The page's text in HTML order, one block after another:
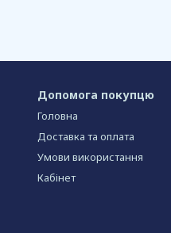
Допомога покупцю
Головна
Доставка та оплата
Умови використання
Кабінет